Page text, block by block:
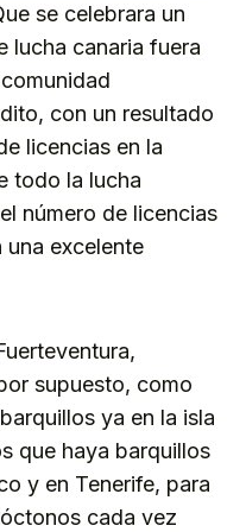
se celebrara un
lucha canaria fuera
con un resultado
licencias en la
todo la lucha
número de licencias
una excelente
supuesto, como
ya en la isla
que haya barquillos
y en Tenerife, para
cada vez